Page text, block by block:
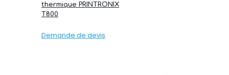
thermique PRINTRONIX
T800
Demande de devis